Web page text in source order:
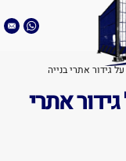
גידור אתרי בנייה
אתרי